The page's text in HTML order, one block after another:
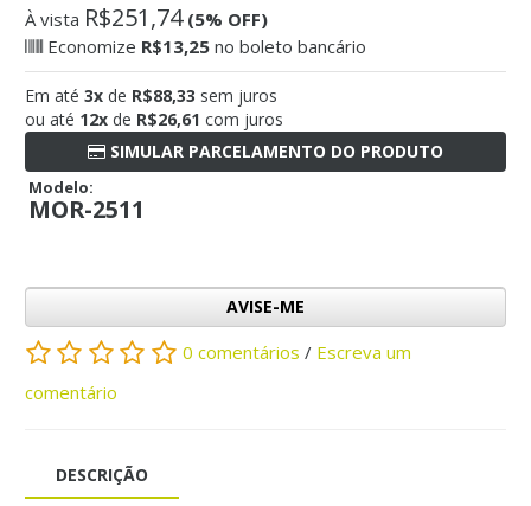
À vista R$251,74 (5% OFF)
Economize R$13,25 no boleto bancário
Em até 3x de R$88,33 sem juros
ou até 12x de R$26,61 com juros
SIMULAR PARCELAMENTO DO PRODUTO
Modelo:
MOR-2511
AVISE-ME
0 comentários / Escreva um
comentário
DESCRIÇÃO